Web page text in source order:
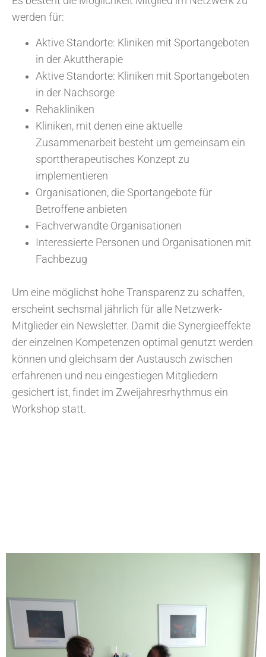
werden für:
Aktive Standorte: Kliniken mit Sportangeboten
in der Akuttherapie
Aktive Standorte: Kliniken mit Sportangeboten
in der Nachsorge
Rehakliniken
Kliniken, mit denen eine aktuelle
Zusammenarbeit besteht um gemeinsam ein
sporttherapeutisches Konzept zu
implementieren
Organisationen, die Sportangebote für
Betroffene anbieten
Fachverwandte Organisationen
Interessierte Personen und Organisationen mit
Fachbezug
Um eine möglichst hohe Transparenz zu schaffen,
erscheint sechsmal jährlich für alle Netzwerk-
Mitglieder ein Newsletter. Damit die Synergieeffekte
der einzelnen Kompetenzen optimal genutzt werden
können und gleichsam der Austausch zwischen
erfahrenen und neu eingestiegen Mitgliedern
gesichert ist, findet im Zweijahresrhythmus ein
Workshop statt.